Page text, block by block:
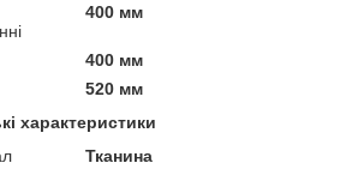
400 мм
400 мм
520 мм
характеристики
Тканина